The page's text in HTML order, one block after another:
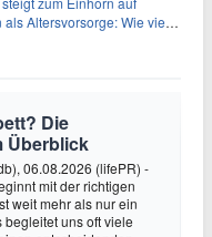
Wie viel Rendite Vermieter wirklich verdienen
Die
Überblick
06.08.2026 (lifePR) -
mit der richtigen
weit mehr als nur ein
begleitet uns oft viele